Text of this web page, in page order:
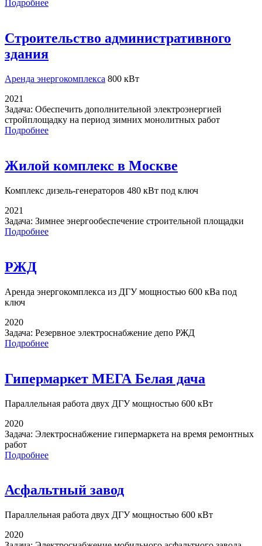
Подробнее
Строительство административного
здания
Аренда энергокомплекса 800 кВт
2021
Задача: Обеспечить дополнительной электроэнергией
стройплощадку на период зимних монолитных работ
Подробнее
Жилой комплекс в Москве
Комплекс дизель-генераторов 480 кВт под ключ
2021
Задача: Зимнее энергообеспечение строительной площадки
Подробнее
РЖД
Аренда энергокомплекса из ДГУ мощностью 600 кВа под
ключ
2020
Задача: Резервное электроснабжение депо РЖД
Подробнее
Гипермаркет МЕГА Белая дача
Параллельная работа двух ДГУ мощностью 600 кВт
2020
Задача: Электроснабжение гипермаркета на время ремонтных
работ
Подробнее
Асфальтный завод
Параллельная работа двух ДГУ мощностью 600 кВт
2020